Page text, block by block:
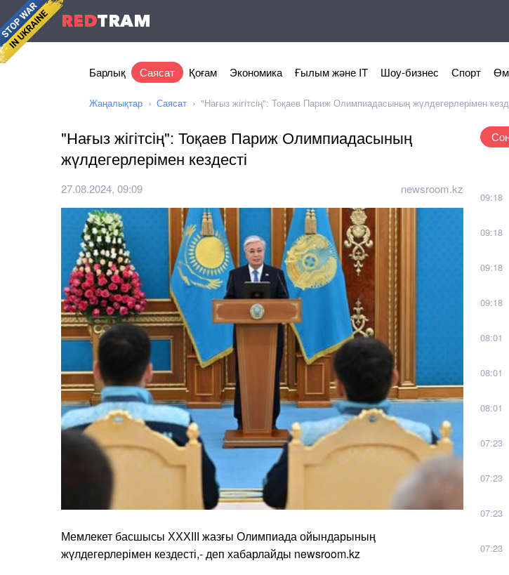
REDTRAM
Барлық Саясат Қоғам Экономика Ғылым және IT Шоу-бизнес Спорт
Жаңалықтар Саясат "Нағыз жігітсің": Тоқаев Париж Олимпиадасының жүлдегерлерімен
"Нағыз жігітсің": Тоқаев Париж Олимпиадасының
жүлдегерлерімен кездесті
27.08.2024, 09:09 newsroom.kz
Мемлекет басшысы ХХХІІІ жазғы Олимпиада ойындарының
жүлдегерлерімен кездесті,- деп хабарлайды newsroom.kz
09:18
09:18
09:18
09:18
08:01
08:01
08:01
07:23
07:23
07:23
07:23